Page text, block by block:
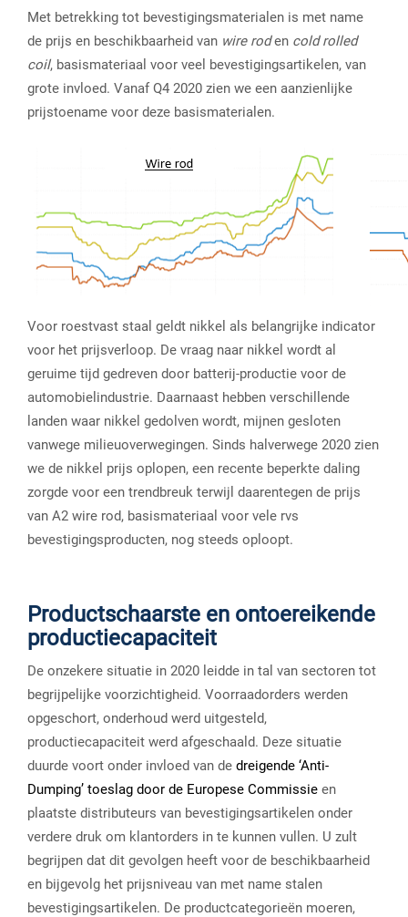
Met betrekking tot bevestigingsmaterialen is met name
de prijs en beschikbaarheid van wire roden cold rolled
coil, basismateriaal voor veel bevestigingsartikelen, van
grote invloed. Vanaf Q4 2020 zien we een aanzienlijke
prijstoename voor deze basismaterialen.
Voor roestvast staal geldt nikkel als belangrijke indicator
voor het prijsverloop. De vraag naar nikkel wordt al
geruime tijd gedreven door batterij-productie voor de
automobielindustrie. Daarnaast hebben verschillende
landen waar nikkel gedolven wordt, mijnen gesloten
vanwege milieuoverwegingen. Sinds halverwege 2020 zien
we de nikkel prijs oplopen, een recente beperkte daling
zorgde voor een trendbreuk terwijl daarentegen de prijs
van A2 wire rod, basismateriaal voor vele rvs
bevestigingsproducten, nog steeds oploopt.
Productschaarste en ontoereikende
productiecapaciteit
De onzekere situatie in 2020 leidde in tal van sectoren tot
begrijpelijke voorzichtigheid. Voorraadorders werden
opgeschort, onderhoud werd uitgesteld,
productiecapaciteit werd afgeschaald. Deze situatie
duurde voort onder invloed van de dreigende ‘Anti-
Dumping’ toeslag door de Europese Commissie en
plaatste distributeurs van bevestigingsartikelen onder
verdere druk om klantorders in te kunnen vullen. U zult
begrijpen dat dit gevolgen heeft voor de beschikbaarheid
en bijgevolg het prijsniveau van met name stalen
bevestigingsartikelen. De productcategorieën moeren,